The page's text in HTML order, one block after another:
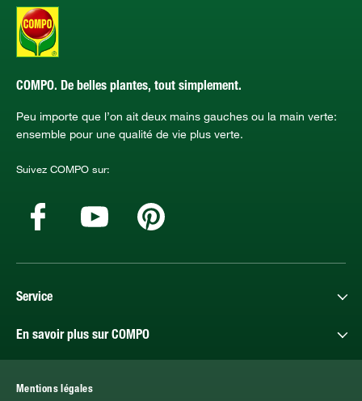
COMPO. De belles plantes, tout simplement.
Peu importe que l’on ait deux mains gauches ou la main verte:
ensemble pour une qualité de vie plus verte.
Suivez COMPO sur:
Service
En savoir plus sur COMPO
Mentions légales